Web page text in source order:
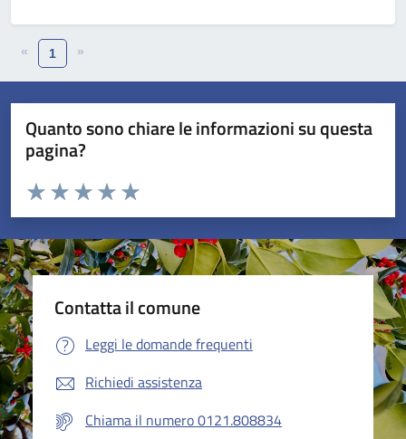
« 1 »
Quanto sono chiare le informazioni su questa
pagina?
Valuta da 1 a 5 stelle la pagina
Valuta 5 stelle su 5
Valuta 4 stelle su 5
Valuta 3 stelle su 5
Valuta 2 stelle su 5
Valuta 1 stelle su 5
Contatta il comune
Leggi le domande frequenti
Richiedi assistenza
Chiama il numero 0121.808834